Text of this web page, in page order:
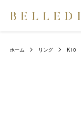
ホーム リング K10